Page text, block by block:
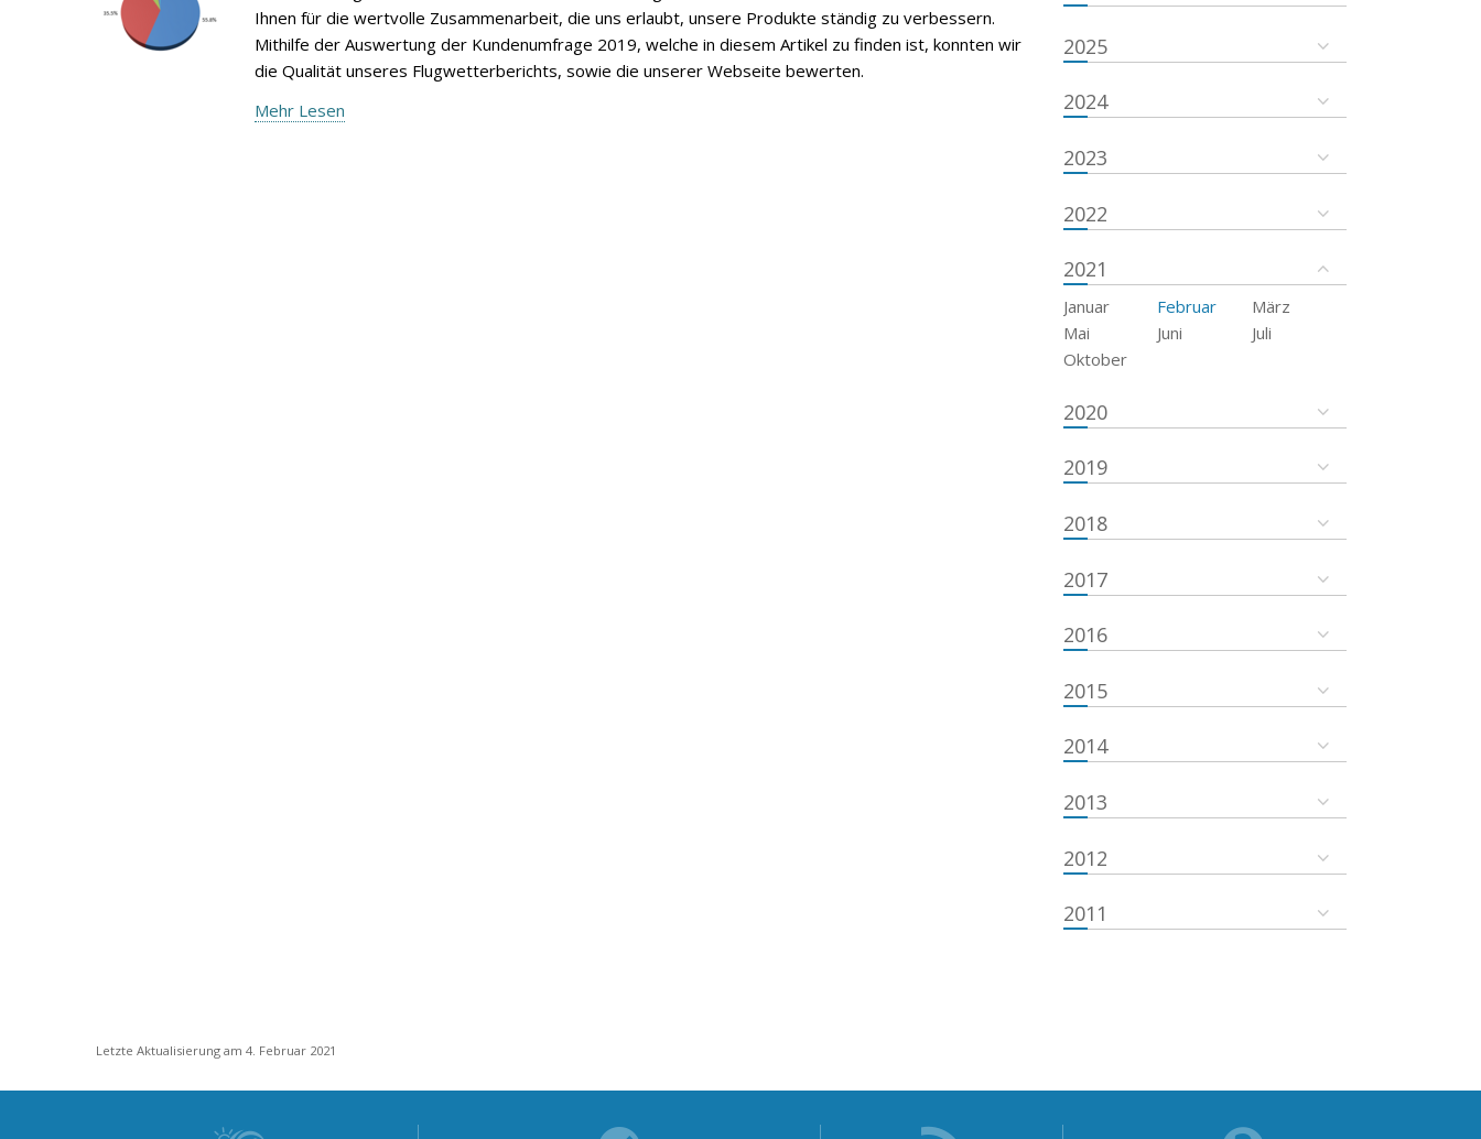
Ihnen für die wertvolle Zusammenarbeit, die uns erlaubt, unsere Produkte ständig zu verbessern.
Mithilfe der Auswertung der Kundenumfrage 2019, welche in diesem Artikel zu finden ist, konnten wir
die Qualität unseres Flugwetterberichts, sowie die unserer Webseite bewerten.
Mehr Lesen
2025
2024
2023
2022
2021
Januar Februar
März
Mai
Juni
Juli
Oktober
2020
2019
2018
2017
2016
2015
2014
2013
2012
2011
Letzte Aktualisierung am 4. Februar 2021